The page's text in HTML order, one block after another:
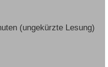
(ungekürzte Lesung)